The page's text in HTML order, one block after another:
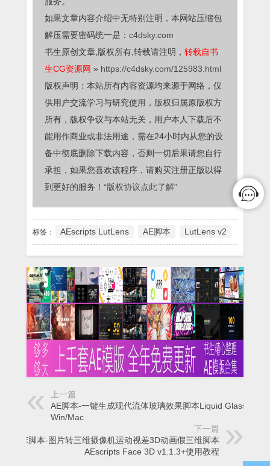
如果文章内容介绍中无特别注明，本网站压缩包
解压需要密码统一是： c4dsky.com
书生原创文章,版权所有,转载请注明， 转载自书
生CG资源网 » https://c4dsky.com/125983.html
版权声明：本站所有内容资源均来源于网络，仅
供用户交流学习与研究使用，版权归属原版权方
所有，版权争议与本站无关，用户本人下载后不
能用作商业或非法用途，需在24小时内从您的设
备中彻底删除下载内容，否则一切后果请您自行
承担，如果您喜欢该程序，请购买注册正版以得
到更好的服务！ “版权协议点此了解”
标签： AEscripts LutLens AE脚本 LutLens v2
上一篇
AE脚本-一键生成现代流体玻璃效果脚本Liquid Glass v1.1
Win/Mac
下一篇
AE脚本-图片转三维摄像机运动视差3D动画假三维脚本
AEscripts Face 3D v1.1.3+使用教程